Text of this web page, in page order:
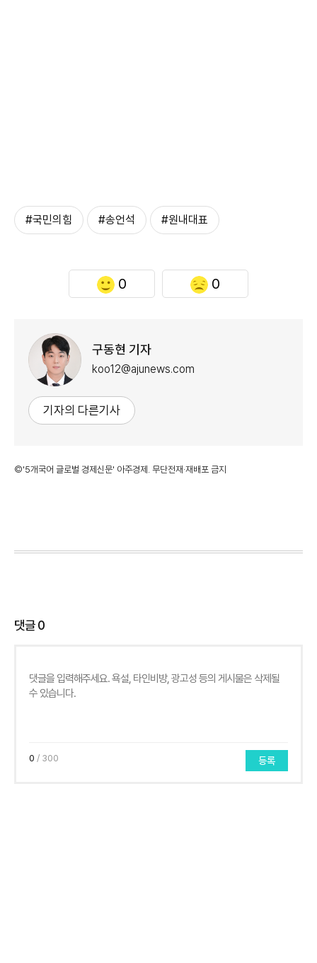
#국민의힘 #송언석 #원내대표
0 0
구동현 기자
koo12@ajunews.com
기자의 다른기사
©'5개국어 글로벌 경제신문' 아주경제. 무단전재·재배포 금지
댓글0
0 / 300 등록